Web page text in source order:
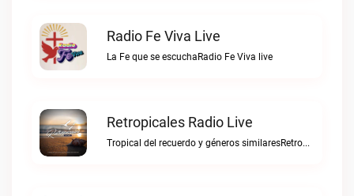
Radio Fe Viva Live
La Fe que se escuchaRadio Fe Viva live
Retropicales Radio Live
Tropical del recuerdo y géneros similaresRetropicales Radio live